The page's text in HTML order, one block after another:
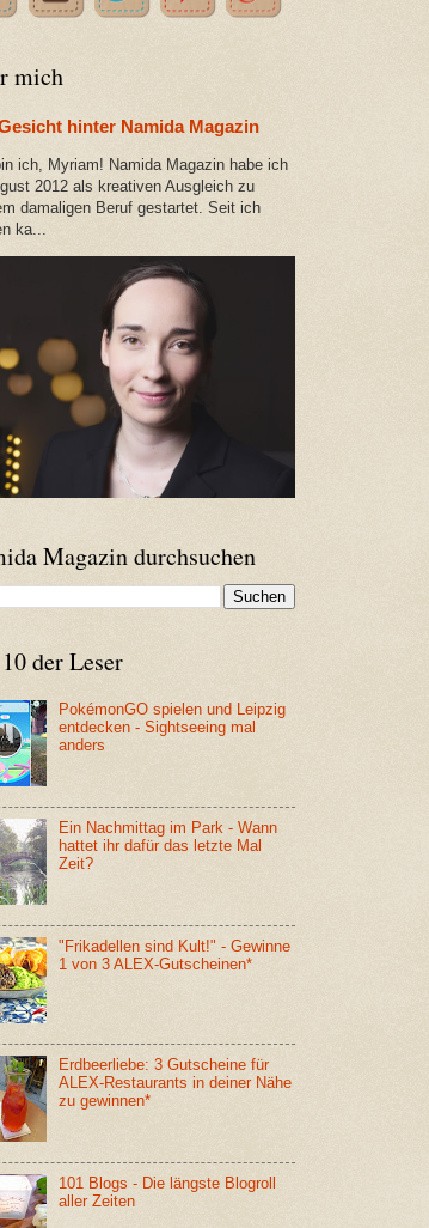
mich
hinter Namida Magazin
ich, Myriam! Namida Magazin habe ich
2012 als kreativen Ausgleich zu
damaligen Beruf gestartet. Seit ich
ka...
Magazin durchsuchen
der Leser
PokémonGO spielen und Leipzig
entdecken - Sightseeing mal
anders
Ein Nachmittag im Park - Wann
hattet ihr dafür das letzte Mal
Zeit?
"Frikadellen sind Kult!" - Gewinne
1 von 3 ALEX-Gutscheinen*
Erdbeerliebe: 3 Gutscheine für
ALEX-Restaurants in deiner Nähe
zu gewinnen*
101 Blogs - Die längste Blogroll
aller Zeiten